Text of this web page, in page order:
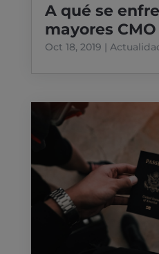
A qué se
mayores
Oct 18, 2019 |